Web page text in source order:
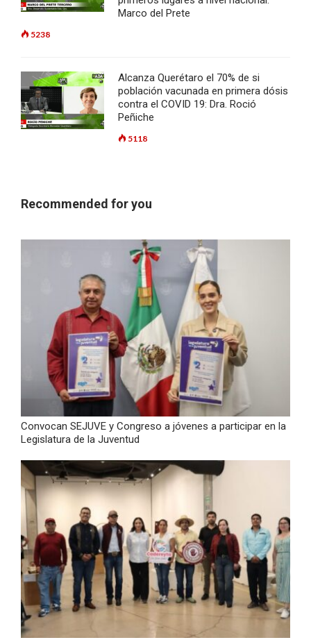
Marco del Prete
5238
Alcanza Querétaro el 70% de si
población vacunada en primera dósis
contra el COVID 19: Dra. Roció
Peñiche
5118
Recommended for you
Convocan SEJUVE y Congreso a jóvenes a participar en la
Legislatura de la Juventud